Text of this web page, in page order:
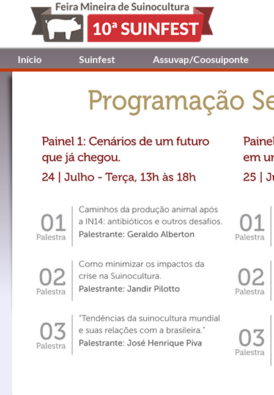
Início Suinfest Assuvap/Coosuiponte